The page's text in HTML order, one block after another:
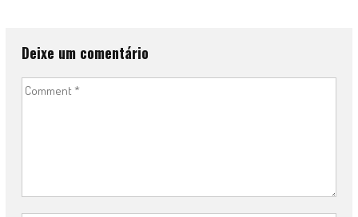
Deixe um comentário